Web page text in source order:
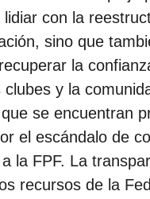
con la
sino que
la
clubes y la
se encuentran
el escándalo de
la FPF. La
recursos de la